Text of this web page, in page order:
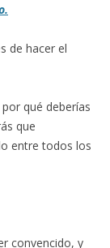
de hacer el
qué deberías
que
entre todos los
convencido, y